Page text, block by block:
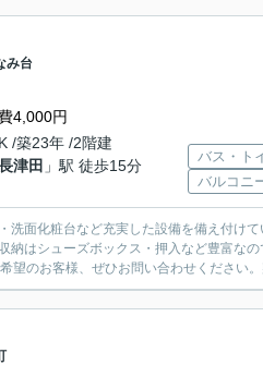
み台
4,000円
/築23年 /2階建
津田 」駅 徒歩15分
バス・ト
バルコニ
面化粧台など充実した設備を備え付け
はシューズボックス・押入など豊富なの
望のお客様、ぜひお問い合わせください